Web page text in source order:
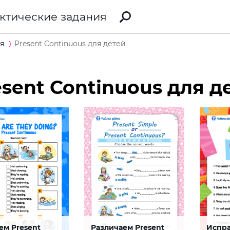
задания
Present Continuous для детей
Continuous для
Present
Различаем Present